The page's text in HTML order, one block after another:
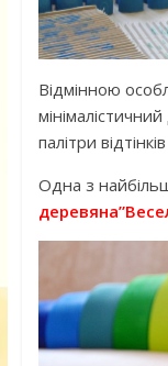
Відмінною
палітри
Одна з